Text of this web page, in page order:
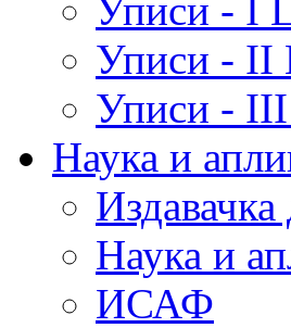
Уписи - I
Уписи - II
Уписи -
Наука и
Издавачка
Наука и
ИСАФ